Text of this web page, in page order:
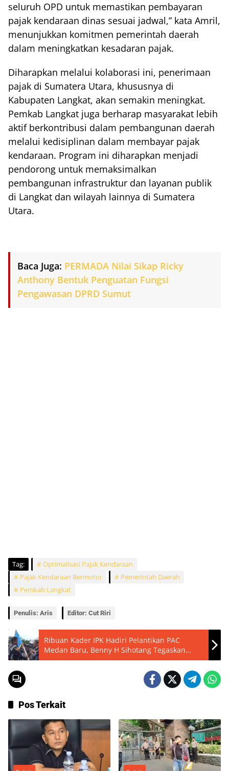
seluruh OPD untuk memastikan pembayaran
pajak kendaraan dinas sesuai jadwal,” kata Amril,
menunjukkan komitmen pemerintah daerah
dalam meningkatkan kesadaran pajak.
Diharapkan melalui kolaborasi ini, penerimaan
pajak di Sumatera Utara, khususnya di
Kabupaten Langkat, akan semakin meningkat.
Pemkab Langkat juga berharap masyarakat lebih
aktif berkontribusi dalam pembangunan daerah
melalui kedisiplinan dalam membayar pajak
kendaraan. Program ini diharapkan menjadi
pendorong untuk memaksimalkan
pembangunan infrastruktur dan layanan publik
di Langkat dan wilayah lainnya di Sumatera
Utara.
Baca Juga: PERMADA Nilai Sikap Ricky
Anthony Bentuk Penguatan Fungsi
Pengawasan DPRD Sumut
Tag:
Optimalisasi Pajak Kendaraan
Pajak Kendaraan Bermotor
Pemerintah Daerah
Pemkab Langkat
Penulis: Aris Editor: Cut Riri
Ribuan Kader IPK Hadiri Pelantikan PAC
Medan Baru, Benny H Sihotang Tegaskan
Kedisiplinan dan Kebersamaan
Pos Terkait